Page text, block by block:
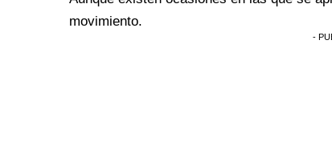
movimiento.
-